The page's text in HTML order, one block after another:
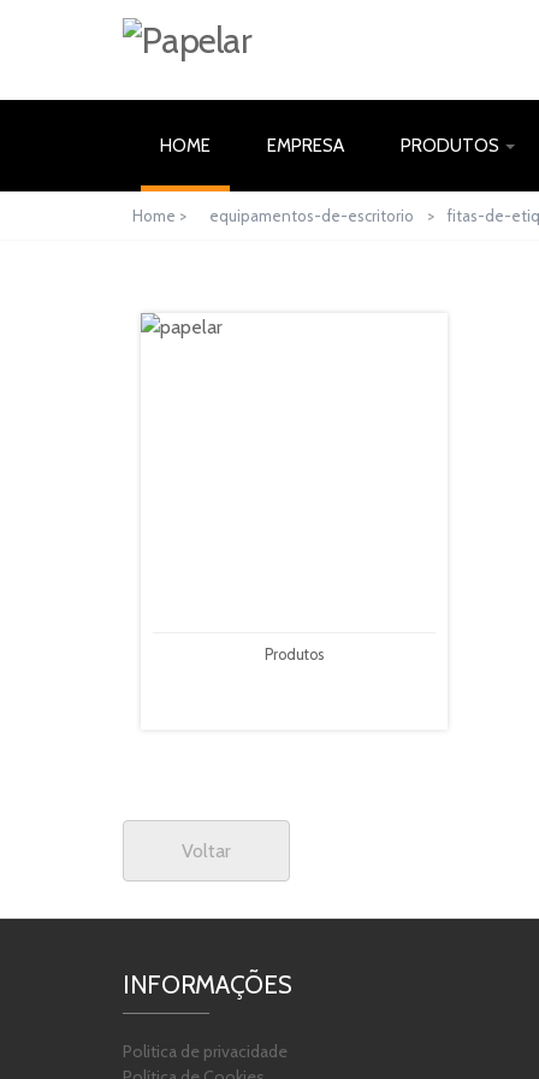
HOME (CURRENT)EMPRESA PRODUTOS
Home > equipamentos-de-escritorio > fitas-de-
Produtos
Voltar
INFORMAÇÕES
Politica de privacidade